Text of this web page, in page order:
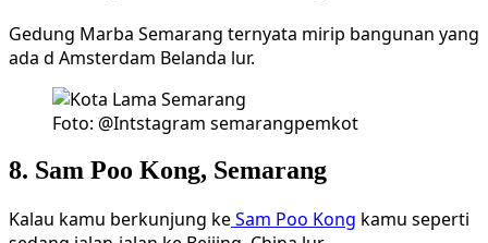
Gedung Marba Semarang ternyata mirip bangunan yang
ada d Amsterdam Belanda lur.
Foto: @Intstagram semarangpemkot
8. Sam Poo Kong, Semarang
Kalau kamu berkunjung keSam Poo Kong kamu seperti